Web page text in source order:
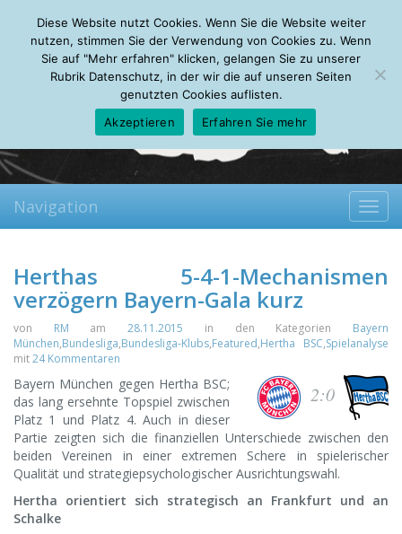
Friday, 07.08.2026
Mein Account
About Autoren Leseempfehlungen FAQ
Navigation
Herthas 5-4-1-Mechanismen
verzögern Bayern-Gala kurz
von RM am28.11.2015 in den Kategorien Bayern
München,Bundesliga,Bundesliga-Klubs,Featured,Hertha BSC,Spielanalyse
mit24 Kommentaren
2:0
Bayern München gegen Hertha BSC;
das lang ersehnte Topspiel zwischen
Platz 1 und Platz 4. Auch in dieser
Partie zeigten sich die finanziellen Unterschiede zwischen den
beiden Vereinen in einer extremen Schere in spielerischer
Qualität und strategiepsychologischer Ausrichtungswahl.
Hertha orientiert sich strategisch an Frankfurt und an
Schalke
Diese Website nutzt Cookies. Wenn Sie die Website weiter
nutzen, stimmen Sie der Verwendung von Cookies zu. Wenn
Sie auf "Mehr erfahren" klicken, gelangen Sie zu unserer
Rubrik Datenschutz, in der wir die auf unseren Seiten
genutzten Cookies auflisten.
Akzeptieren
Erfahren Sie mehr